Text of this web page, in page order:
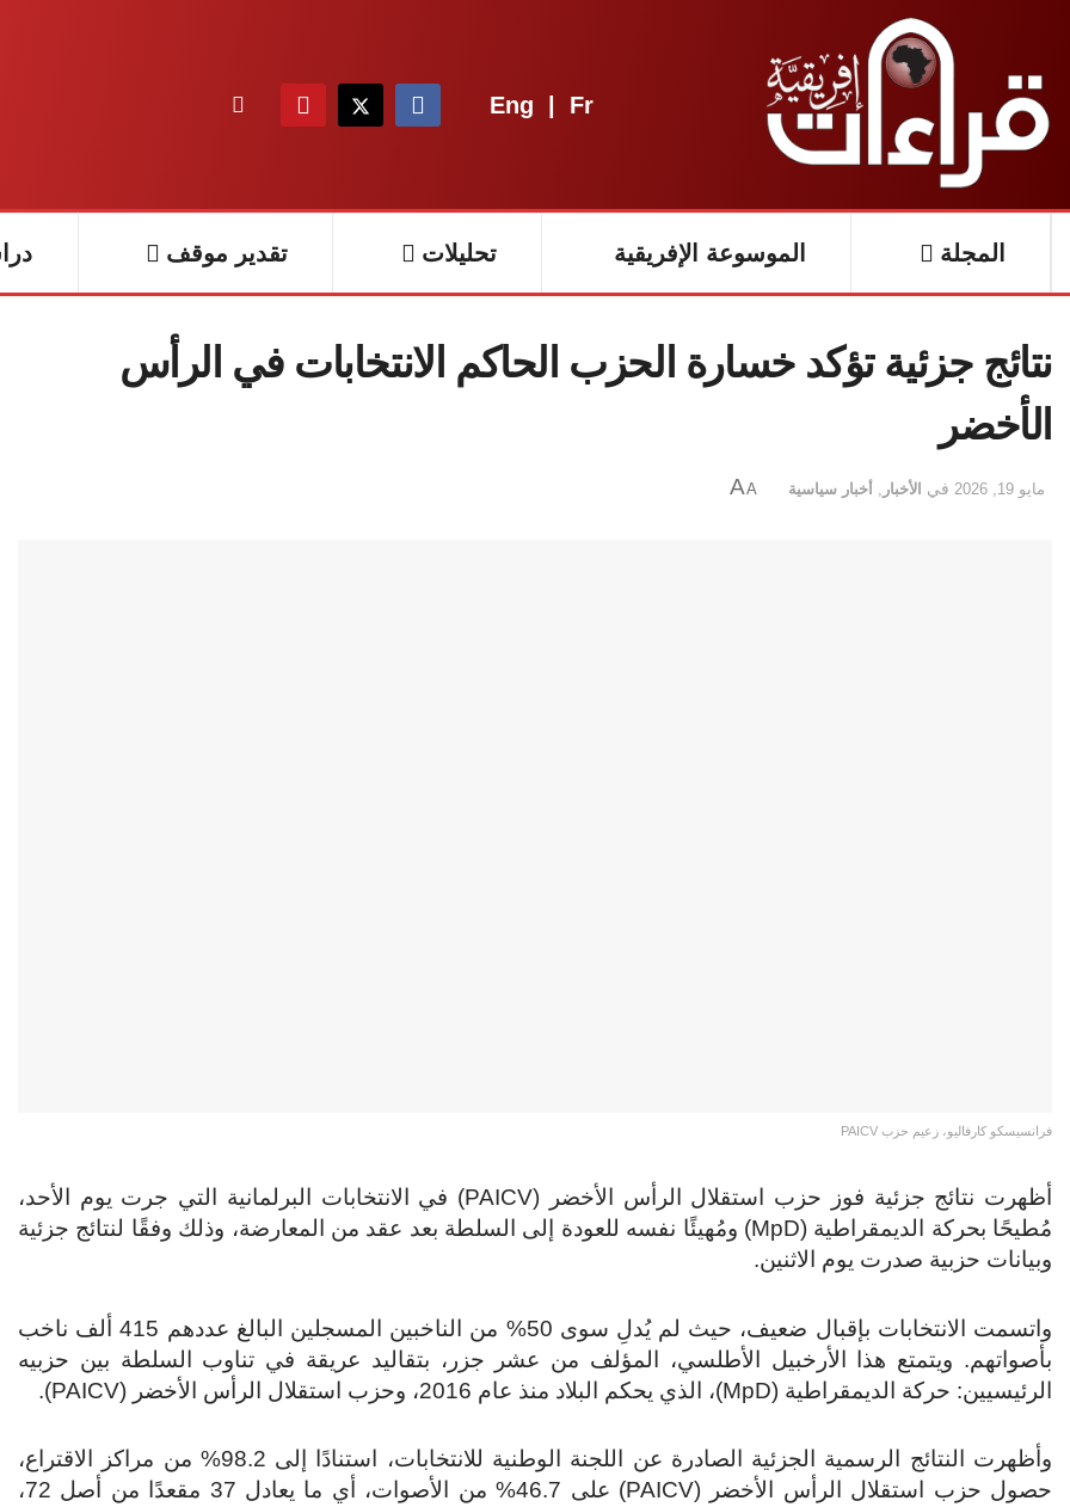
Eng | Fr
المجلة الموسوعة الإفريقية تحليلات تقدير موقف
نتائج جزئية تؤكد خسارة الحزب الحاكم الانتخابات في الرأس
الأخضر
مايو 19, 2026 في الأخبار أخبار سياسية A
A
فرانسيسكو كارفاليو، زعيم حزب PAICV
أظهرت نتائج جزئية فوز حزب استقلال الرأس الأخضر (PAICV) في الانتخابات البرلمانية التي جرت يوم الأحد،
مُطيحًا بحركة الديمقراطية (MpD) ومُهيئًا نفسه للعودة إلى السلطة بعد عقد من المعارضة، وذلك وفقًا لنتائج جزئية
وبيانات حزبية صدرت يوم الاثنين.
واتسمت الانتخابات بإقبال ضعيف، حيث لم يُدلِ سوى 50% من الناخبين المسجلين البالغ عددهم 415 ألف ناخب
بأصواتهم. ويتمتع هذا الأرخبيل الأطلسي، المؤلف من عشر جزر، بتقاليد عريقة في تناوب السلطة بين حزبيه
الرئيسيين: حركة الديمقراطية (MpD)، الذي يحكم البلاد منذ عام 2016، وحزب استقلال الرأس الأخضر (PAICV).
وأظهرت النتائج الرسمية الجزئية الصادرة عن اللجنة الوطنية للانتخابات، استنادًا إلى 98.2% من مراكز الاقتراع،
حصول حزب استقلال الرأس الأخضر (PAICV) على 46.7% من الأصوات، أي ما يعادل 37 مقعدًا من أصل 72،